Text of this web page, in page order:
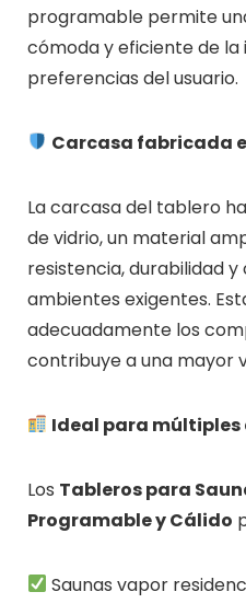
programable permite
cómoda y eficiente de la
preferencias del usuario.
Carcasa fabricada
La carcasa del tablero
de vidrio, un material
resistencia, durabilidad
ambientes exigentes.
adecuadamente los
contribuye a una mayor
Ideal para
Los Tableros para
Programable y Cálido
Saunas vapor